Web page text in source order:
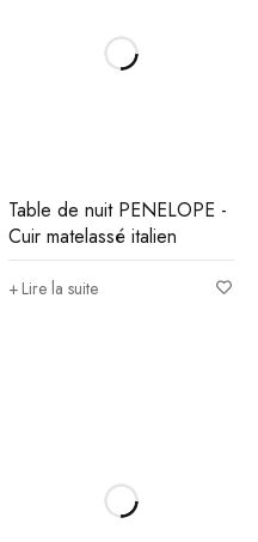
Table de nuit PENELOPE -
Cuir matelassé italien
Lire la suite